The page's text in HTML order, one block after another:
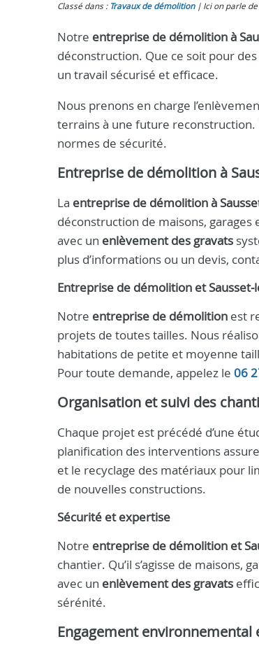
Classé dans : Travaux de démolition Ici on parle de
Notre entreprise de démolition à
déconstruction. Que ce soit pour
un travail sécurisé et efficace.
Nous prenons en charge
terrains à une future
normes de sécurité.
Entreprise de démolition à
La entreprise de démolition à
déconstruction de maisons,
avec un enlèvement des gravats
plus d’informations ou un devis,
Entreprise de démolition et
Notre entreprise de démolition est
projets de toutes tailles. Nous
habitations de petite et moyenne
Pour toute demande, appelez le 06
Organisation et suivi des
Chaque projet est précédé d’une
planification des interventions
et le recyclage des matériaux pour
de nouvelles constructions.
Sécurité et expertise
Notre entreprise de démolition et
chantier. Qu’il s’agisse de
avec un enlèvement des gravats
sérénité.
Engagement environnemental